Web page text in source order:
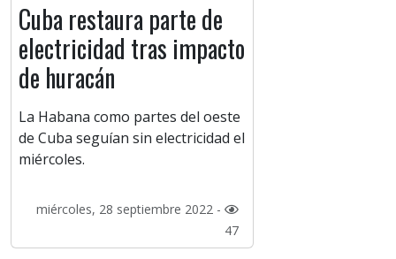
Cuba restaura parte de
electricidad tras impacto
de huracán
La Habana como partes del oeste
de Cuba seguían sin electricidad el
miércoles.
miércoles, 28 septiembre 2022 -
47